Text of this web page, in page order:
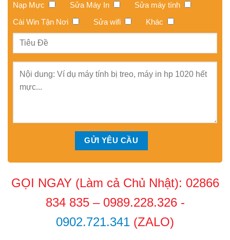
Nạp Mực Sửa Máy In
Sửa máy tính
Cài Win Tận Nơi
Sửa wifi Khác
GỌI NGAY (Làm cả Chủ Nhật): 02866
834 835– 0989.228.326 -
0902.721.341 (ZALO)